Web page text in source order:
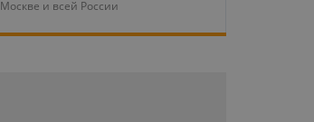
Москве и всей России